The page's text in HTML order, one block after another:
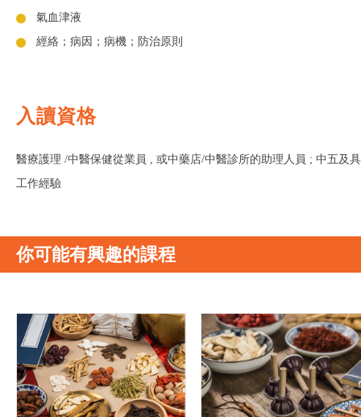
氣血津液
經絡；病因；病機；防治原則
入讀資格
醫療護理 /中醫保健從業員 , 或中藥店/中醫診所的助理人員 ; 中五及具
工作經驗
你可能有興趣的課程